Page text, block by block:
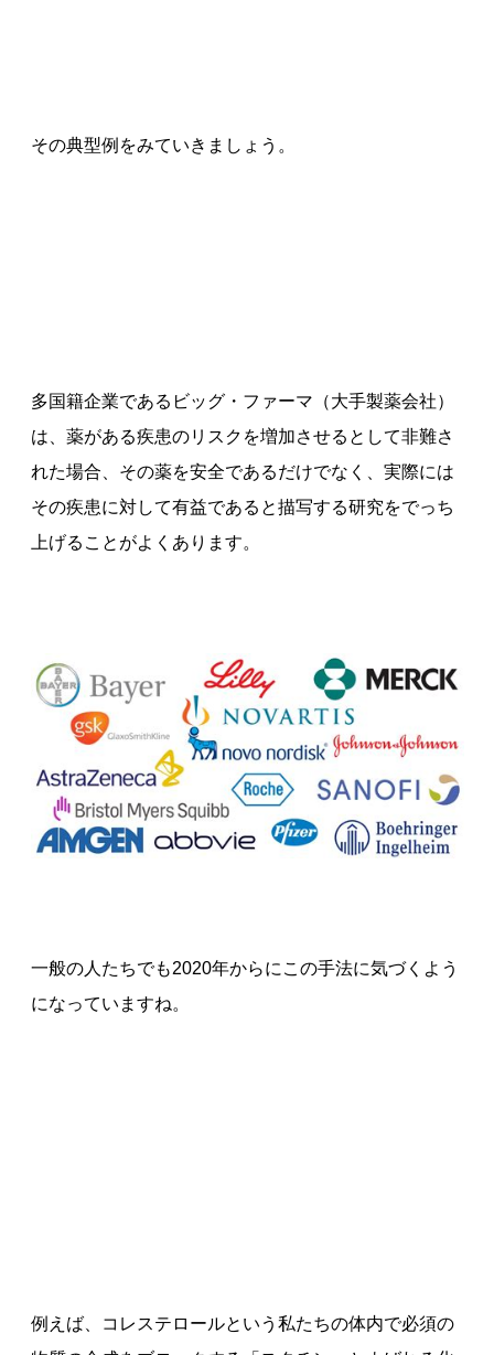
その典型例をみていきましょう。
多国籍企業であるビッグ・ファーマ（大手製薬会社）
は、薬がある疾患のリスクを増加させるとして非難さ
れた場合、その薬を安全であるだけでなく、実際には
その疾患に対して有益であると描写する研究をでっち
上げることがよくあります。
一般の人たちでも2020年からにこの手法に気づくよう
になっていますね。
例えば、コレステロールという私たちの体内で必須の